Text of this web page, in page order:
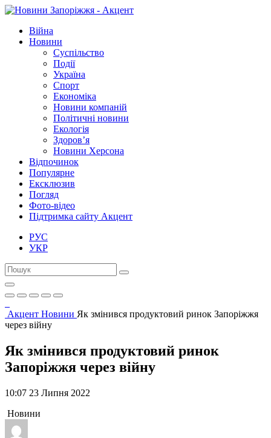
Війна
Новини
Суспільство
Події
Україна
Спорт
Економіка
Новини компаній
Політичні новини
Екологія
Здоров’я
Новини Херсона
Відпочинок
Популярне
Ексклюзив
Погляд
Фото-відео
Підтримка сайту Акцент
РУС
УКР
Акцент Новини Як змінився продуктовий ринок Запоріжжя
через війну
Як змінився продуктовий ринок
Запоріжжя через війну
10:07 23 Липня 2022
Новини